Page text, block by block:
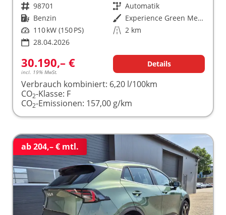
Fahrzeugnr. 98701 Getriebe Automatik
Kraftstoff Benzin Außenfarbe
Experience Green Metallic
Leistung 110 kW (150 PS) Kilometerstand 2 km
28.04.2026
30.190,– €
incl. 19% MwSt.
Details
Verbrauch kombiniert: 6,20 l/100km
CO2-Klasse: F
CO2-Emissionen: 157,00 g/km
ab 204,– € mtl.